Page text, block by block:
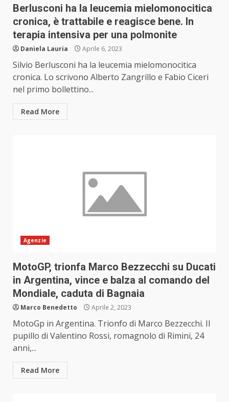
Berlusconi ha la leucemia mielomonocitica
cronica, è trattabile e reagisce bene. In
terapia intensiva per una polmonite
Daniela Lauria Aprile 6, 2023
Silvio Berlusconi ha la leucemia mielomonocitica
cronica. Lo scrivono Alberto Zangrillo e Fabio Ciceri
nel primo bollettino...
Read More
Agenzie
MotoGP, trionfa Marco Bezzecchi su Ducati
in Argentina, vince e balza al comando del
Mondiale, caduta di Bagnaia
Marco Benedetto Aprile 2, 2023
MotoGp in Argentina. Trionfo di Marco Bezzecchi. Il
pupillo di Valentino Rossi, romagnolo di Rimini, 24
anni,...
Read More